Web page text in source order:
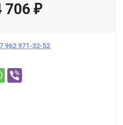
706 ₽
962 971-32-52